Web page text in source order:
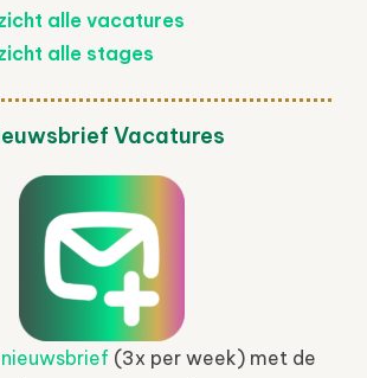
alle vacatures
alle stages
Vacatures
nieuwsbrief (3x per week) met de